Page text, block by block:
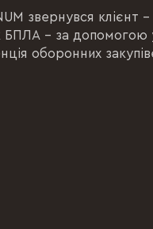
звернувся клієнт –
БПЛА – за допомогою
оборонних